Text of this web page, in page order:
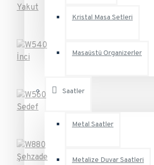
Kristal Masa Setleri
Masaüstü Organizerler
Saatler
Metal Saatler
Metalize Duvar Saatleri